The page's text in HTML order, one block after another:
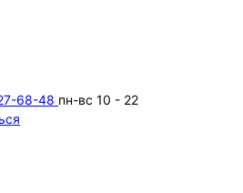
68-48 пн-вс 10 - 22